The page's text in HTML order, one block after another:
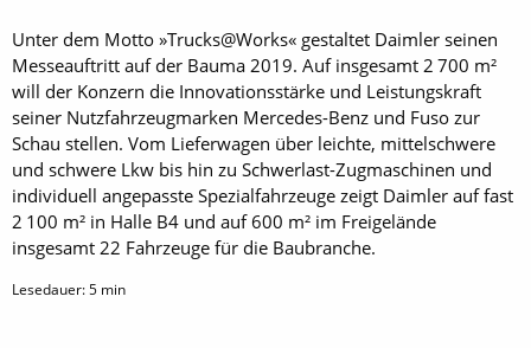
Unter dem Motto »Trucks@Works« gestaltet Daimler seinen
Messeauftritt auf der Bauma 2019. Auf insgesamt 2 700 m²
will der Konzern die Innovationsstärke und Leistungskraft
seiner Nutzfahrzeugmarken Mercedes-Benz und Fuso zur
Schau stellen. Vom Lieferwagen über leichte, mittelschwere
und schwere Lkw bis hin zu Schwerlast-Zugmaschinen und
individuell angepasste Spezialfahrzeuge zeigt Daimler auf fast
2 100 m² in Halle B4 und auf 600 m² im Freigelände
insgesamt 22 Fahrzeuge für die Baubranche.
Lesedauer:5 min